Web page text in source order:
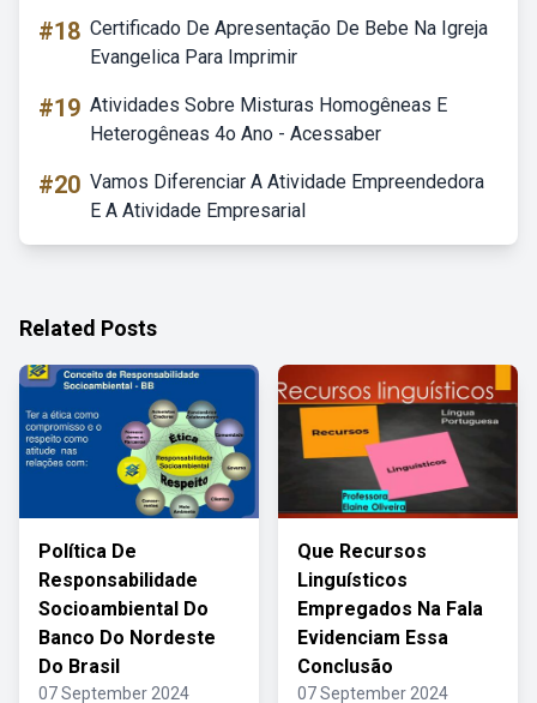
#18 Certificado De Apresentação De Bebe Na Igreja
Evangelica Para Imprimir
#19 Atividades Sobre Misturas Homogêneas E
Heterogêneas 4o Ano - Acessaber
#20 Vamos Diferenciar A Atividade Empreendedora
E A Atividade Empresarial
Related Posts
Política De
Responsabilidade
Socioambiental Do
Banco Do Nordeste
Do Brasil
07 September 2024
Que Recursos
Linguísticos
Empregados Na Fala
Evidenciam Essa
Conclusão
07 September 2024